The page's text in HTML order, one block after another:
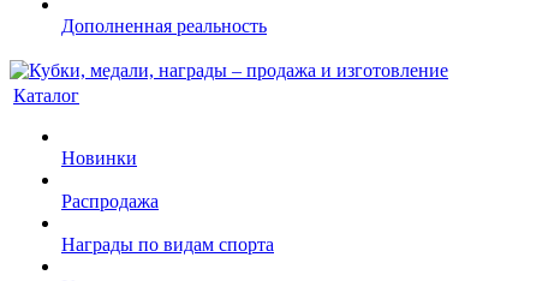
Дополненная реальность
Каталог
Новинки
Распродажа
Награды по видам спорта